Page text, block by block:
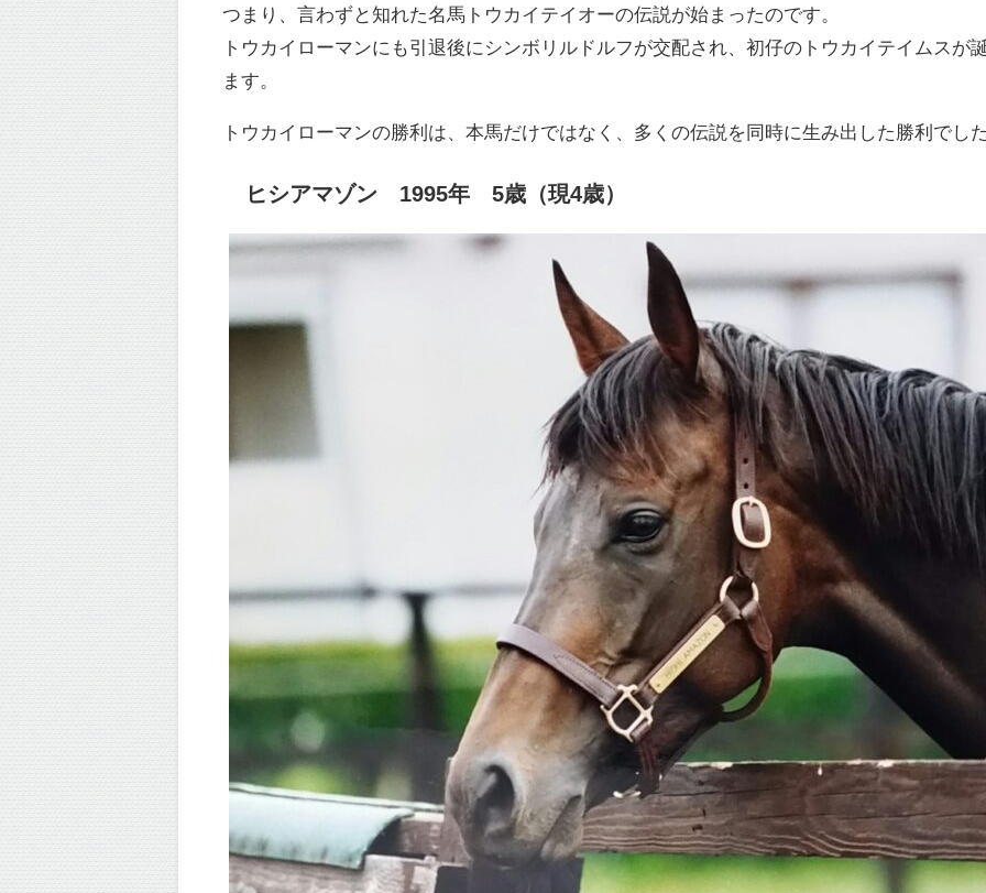
つまり、言わずと知れた名馬トウカイテイオーの伝説が始まったのです。
トウカイローマンにも引退後にシンボリルドルフが交配され、初仔のトウカイテイムスが
ます。
トウカイローマンの勝利は、本馬だけではなく、多くの伝説を同時に生み出した勝利でし
ヒシアマゾン 1995年 5歳（現4歳）